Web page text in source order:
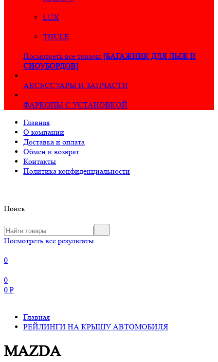
LUX
THULE
Посмотреть все товары [БАГАЖНИК ДЛЯ ЛЫЖ И
СНОУБОРДОВ]
АКСЕССУАРЫ И ЗАПЧАСТИ
ФАРКОПЫ С УСТАНОВКОЙ
Главная
О компании
Доставка и оплата
Обмен и возврат
Контакты
Политика конфиденциальности
Поиск
Посмотреть все результаты
0
0
0 ₽
Главная
РЕЙЛИНГИ НА КРЫШУ АВТОМОБИЛЯ
MAZDA